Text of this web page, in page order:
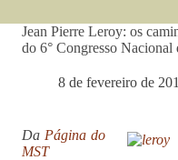
Jean Pierre Leroy: os
do 6° Congresso
8 de fevereiro de
Da Página do
MST